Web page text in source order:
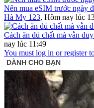
Nên mua eSIM trước ngày
Hà My 123, Hôm nay lúc
Cách ăn đủ chất mà vẫn
nay lúc 11:49
You must log in or register